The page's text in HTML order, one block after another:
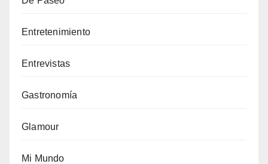
Entretenimiento
Entrevistas
Gastronomía
Glamour
Mi Mundo